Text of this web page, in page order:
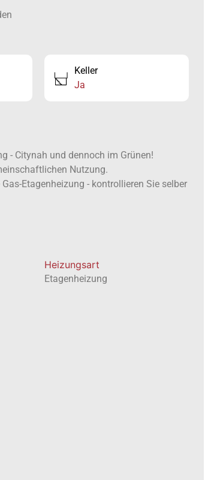
Keller
Ja
- Citynah und dennoch im Grünen!
Nutzung.
Etagenheizung - kontrollieren Sie selber
Heizungsart
Etagenheizung